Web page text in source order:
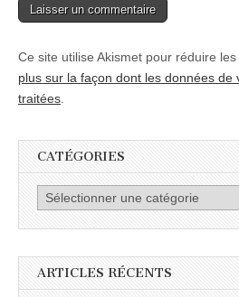
Ce site utilise Akismet pour réduire les
plus sur la façon dont les données de
traitées
CATÉGORIES
Catégories
ARTICLES RÉCENTS